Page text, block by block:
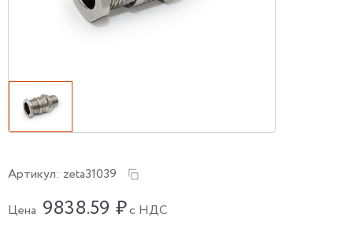
Артикул: zeta31039
Цена 9838.59 ₽с НДС